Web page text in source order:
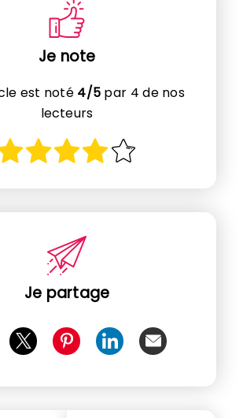
Je note
est noté 4/5par 4 de nos
lecteurs
Je partage